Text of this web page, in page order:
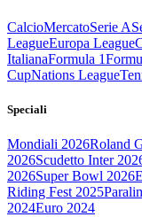
CalcioMercatoSerie A
LeagueEuropa League
ItalianaFormula 1
CupNations League
Speciali
Mondiali 2026Roland
2026Scudetto Inter
2026Super Bowl 2026
Riding Fest 2025
2024Euro 2024